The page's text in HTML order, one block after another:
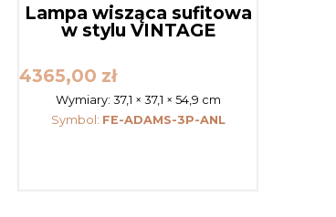
Lampa wisząca sufitowa
w stylu VINTAGE
4365,00 zł
Wymiary: 37,1 × 37,1 × 54,9 cm
Symbol: FE-ADAMS-3P-ANL